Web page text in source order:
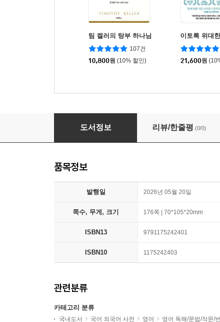
팀 켈러의 탕부 하나님
107건
10,800원 (10% 할인)
이토록 위대
21,600원
어린 왕자 미니미니북(영문판) : The Little
도서정보 리뷰/한줄평 (0/0)
품목정보
발행일 2026년 05월 20일
쪽수, 무게, 크기 176쪽 | 70*105*20mm
ISBN13 9791175242401
ISBN10 1175242403
관련분류
카테고리 분류
국내도서 국어 외국어 사전 영어 영어 독해/문법/작문/